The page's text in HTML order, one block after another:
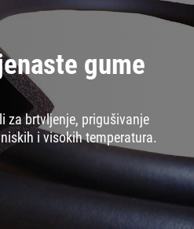
gume
za brtvljenje, prigušivanje
i visokih temperatura.